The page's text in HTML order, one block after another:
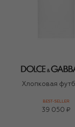
Хлопковая
BEST-SELLER
39 050 ₽